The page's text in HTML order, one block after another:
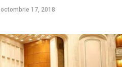
octombrie 17, 2018